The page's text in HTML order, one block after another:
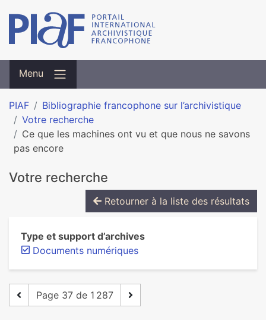
Menu
PIAF
Bibliographie francophone sur l’archivistique
Votre recherche
Ce que les machines ont vu et que nous ne savons
pas encore
Votre recherche
Retourner à la liste des résultats
Type et support d’archives
Documents numériques
Page 37 de 1 287